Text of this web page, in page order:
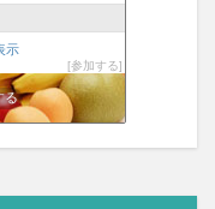
や動物、人を撮ります
示
参加する
る